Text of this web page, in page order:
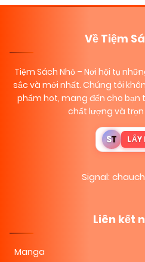
Về Tiệm
Tiệm Sách Nhỏ – Nơi hội tụ
sắc và mới nhất. Chúng tôi
phẩm hot, mang đến cho bạn
chất lượng và
ST LẤY
Signal:
Liên kết
Manga